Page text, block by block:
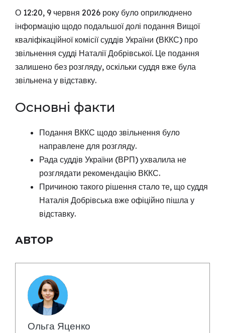
О 12:20, 9 червня 2026 року було оприлюднено
інформацію щодо подальшої долі подання Вищої
кваліфікаційної комісії суддів України (ВККС) про
звільнення судді Наталії Добрівської. Це подання
залишено без розгляду, оскільки суддя вже була
звільнена у відставку.
Основні факти
Подання ВККС щодо звільнення було
направлене для розгляду.
Рада суддів України (ВРП) ухвалила не
розглядати рекомендацію ВККС.
Причиною такого рішення стало те, що суддя
Наталія Добрівська вже офіційно пішла у
відставку.
АВТОР
Ольга Яценко